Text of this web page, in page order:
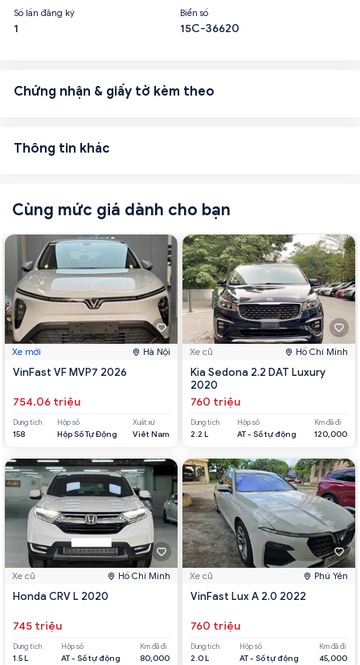
Số lần đăng ký
1
Biển số
15C-36620
Chứng nhận & giấy tờ kèm theo
Thông tin khác
Cùng mức giá dành cho bạn
Xe mới Hà Nội
VinFast VF MVP7 2026
754.06 triệu
Dung tích
158
Hộp số
Hộp Số Tự Động
Xuất xứ
Viêt Nam
Xe cũ Hồ Chí Minh
Honda CRV L 2020
745 triệu
Dung tích
1.5 L
Hộp số
AT - Số tự động
Km đã đi
80,000
Xe cũ Hồ Chí Minh
Kia Sedona 2.2 DAT Luxury
2020
760 triệu
Dung tích
2.2 L
Hộp số
AT - Số tự động
Km đã đi
120,000
Xe cũ Phú Yên
VinFast Lux A 2.0 2022
760 triệu
Dung tích
2.0 L
Hộp số
AT - Số tự động
Km đã đi
45,000